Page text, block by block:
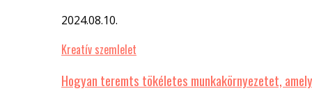
2024.08.10.
Kreatív szemlelet
Hogyan teremts tökéletes munkakörnyezetet,